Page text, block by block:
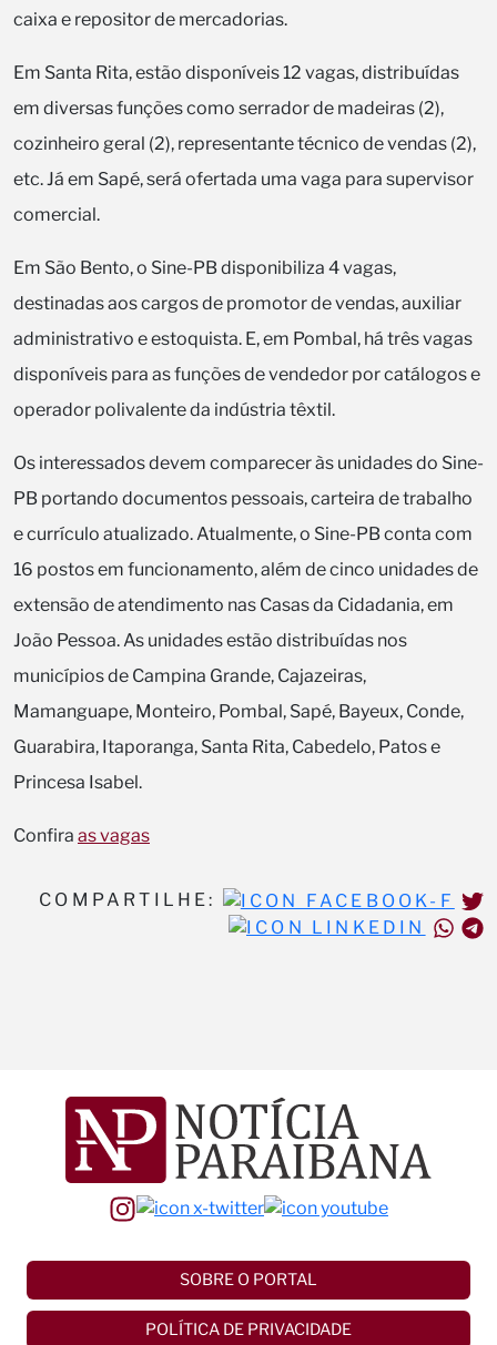
caixa e repositor de mercadorias.
Em Santa Rita, estão disponíveis 12 vagas, distribuídas
em diversas funções como serrador de madeiras (2),
cozinheiro geral (2), representante técnico de vendas (2),
etc. Já em Sapé, será ofertada uma vaga para supervisor
comercial.
Em São Bento, o Sine-PB disponibiliza 4 vagas,
destinadas aos cargos de promotor de vendas, auxiliar
administrativo e estoquista. E, em Pombal, há três vagas
disponíveis para as funções de vendedor por catálogos e
operador polivalente da indústria têxtil.
Os interessados devem comparecer às unidades do Sine-
PB portando documentos pessoais, carteira de trabalho
e currículo atualizado. Atualmente, o Sine-PB conta com
16 postos em funcionamento, além de cinco unidades de
extensão de atendimento nas Casas da Cidadania, em
João Pessoa. As unidades estão distribuídas nos
municípios de Campina Grande, Cajazeiras,
Mamanguape, Monteiro, Pombal, Sapé, Bayeux, Conde,
Guarabira, Itaporanga, Santa Rita, Cabedelo, Patos e
Princesa Isabel.
Confira as vagas
COMPARTILHE:
SOBRE O PORTAL
POLÍTICA DE PRIVACIDADE